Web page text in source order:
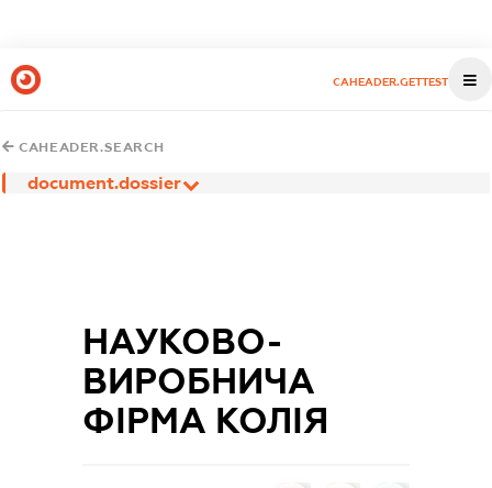
CAHEADER.GETTEST
CAHEADER.SEARCH
document.dossier
НАУКОВО-
ВИРОБНИЧА
ФІРМА КОЛІЯ